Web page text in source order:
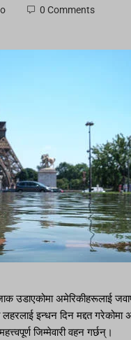
0 Comments
उडाएकोमा अमेरिकीहरूलाई
इन्धन दिन मद्दत
जिम्मेवारी वहन गर्छन्।